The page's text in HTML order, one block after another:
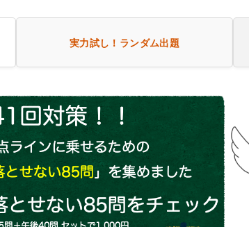
臨床栄養学
実力試し！ ランダム出題